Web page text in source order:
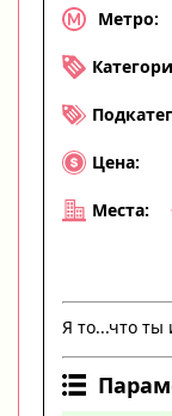
Метро:
Цена:
Места:
Я то...что